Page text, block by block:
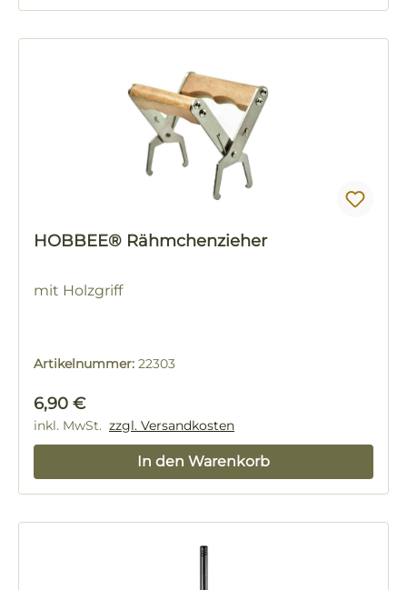
HOBBEE® Rähmchenzieher
mit Holzgriff
Artikelnummer: 22303
Regulärer Preis:
6,90 €
inkl. MwSt. zzgl. Versandkosten
In den Warenkorb